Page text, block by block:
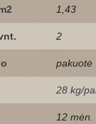
1,43
2
pakuotė
28 kg/
12 mėn.